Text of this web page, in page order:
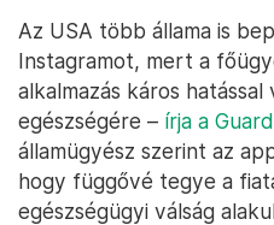
Az USA több állama is
Instagramot, mert a
alkalmazás káros hatással
egészségére – írja a
államügyész szerint az
hogy függővé tegye a
egészségügyi válság